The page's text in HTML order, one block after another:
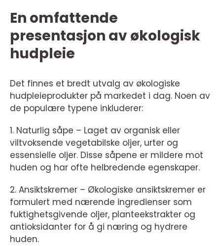
En omfattende
presentasjon av økologisk
hudpleie
Det finnes et bredt utvalg av økologiske
hudpleieprodukter på markedet i dag. Noen av
de populære typene inkluderer:
1. Naturlig såpe – Laget av organisk eller
viltvoksende vegetabilske oljer, urter og
essensielle oljer. Disse såpene er mildere mot
huden og har ofte helbredende egenskaper.
2. Ansiktskremer – Økologiske ansiktskremer er
formulert med nærende ingredienser som
fuktighetsgivende oljer, planteekstrakter og
antioksidanter for å gi næring og hydrere
huden.